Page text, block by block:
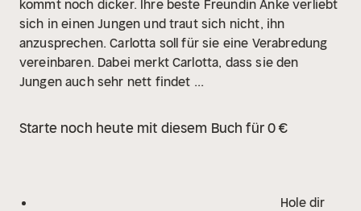
kommt noch dicker. Ihre beste Freundin Anke verliebt
sich in einen Jungen und traut sich nicht, ihn
anzusprechen. Carlotta soll für sie eine Verabredung
vereinbaren. Dabei merkt Carlotta, dass sie den
Jungen auch sehr nett findet ...
Starte noch heute mit diesem Buch für 0 €
Hole dir